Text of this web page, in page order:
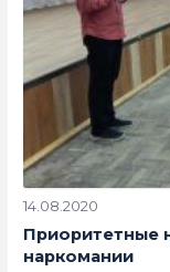
14.08.2020
Приоритетные
наркомании